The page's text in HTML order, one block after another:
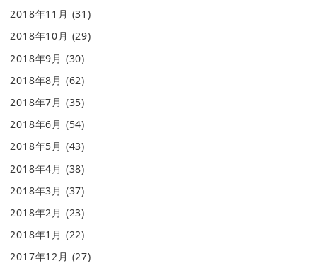
2018年11月 (31)
2018年10月 (29)
2018年9月 (30)
2018年8月 (62)
2018年7月 (35)
2018年6月 (54)
2018年5月 (43)
2018年4月 (38)
2018年3月 (37)
2018年2月 (23)
2018年1月 (22)
2017年12月 (27)